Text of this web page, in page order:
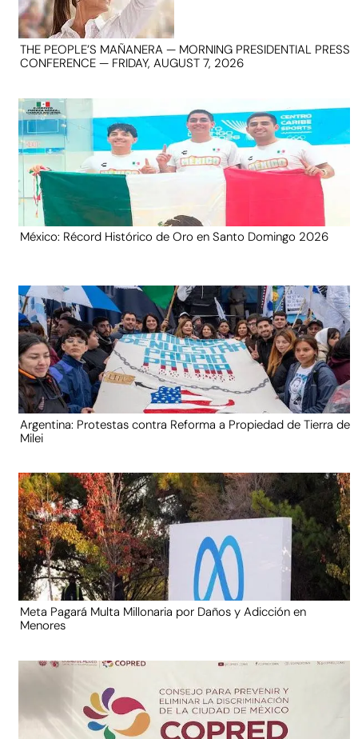
THE PEOPLE’S MAÑANERA — MORNING PRESIDENTIAL PRESS
CONFERENCE — FRIDAY, AUGUST 7, 2026
México: Récord Histórico de Oro en Santo Domingo 2026
Argentina: Protestas contra Reforma a Propiedad de Tierra de
Milei
Meta Pagará Multa Millonaria por Daños y Adicción en
Menores